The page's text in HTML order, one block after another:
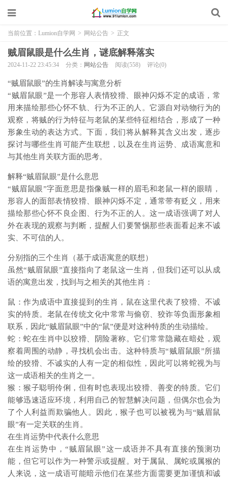
当前位置： Lumion自学网 > 网站公告 > 正文
贼眉鼠眼是什么生肖，谜底解释落实
2024-11-22 23:45:34 分类： 网站公告 阅读(558) 评论(0)
“贼眉鼠眼”的生肖解读与寓意分析
“贼眉鼠眼”是一个形容人表情狡猾、眼神闪烁不定的成语，常
用来描绘那些心怀不轨、行为不正的人。它源自对动物行为的
观察，将贼的行为特征与老鼠的某些特征相结合，形成了一种
形象生动的表达方式。下面，我们将从解释其含义出发，逐步
探讨与哪些生肖可能产生联想，以及在生肖运势、成语寓意和
与其他生肖关联方面的思考。
解释“贼眉鼠眼”是什么意思
“贼眉鼠眼”字面意思是指像贼一样的眉毛和老鼠一样的眼睛，
形容人的面部表情狡猾、眼神闪烁不定，通常带有贬义，用来
描绘那些心怀不良企图、行为不正的人。这一成语强调了对人
外在表现的观察与判断，提醒人们要警惕那些表面看起来不诚
实、不可信的人。
分别指的三个生肖（基于成语寓意的联想）
虽然“贼眉鼠眼”直接指向了老鼠这一生肖，但我们还可以从成
语的寓意出发，找到与之相关的其他生肖：
鼠：作为成语中直接提到的生肖，鼠在这里代表了狡猾、不诚
实的特质。老鼠在传统文化中常常与偷窃、狡诈等负面形象相
联系，因此“贼眉鼠眼”中的“鼠”便是对这种特质的生动描绘。
蛇：蛇在生肖中以狡猾、阴险著称。它们常常隐藏在暗处，观
察着周围的动静，寻找机会出击。这种特质与“贼眉鼠眼”所描
绘的狡猾、不诚实的人有一定的相似性，因此可以将蛇视为与
这一成语相关的生肖之一。
猴：猴子聪明伶俐，但有时也表现出狡猾、善变的特质。它们
能够迅速适应环境，利用自己的智慧解决问题，但偶尔也会为
了个人利益而欺骗他人。因此，猴子也可以被视为与“贼眉鼠
眼”有一定关联的生肖。
在生肖运势中代表什么意思
在生肖运势中，“贼眉鼠眼”这一成语并不具有直接的预测功
能，但它可以作为一种警示或提醒。对于属鼠、属蛇或属猴的
人来说，这一成语可能暗示他们在某些方面需要更加谨慎和诚